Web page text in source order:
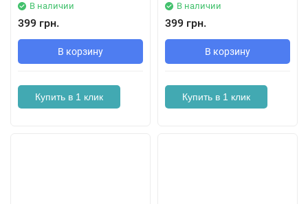
В наличии
399 грн.
В корзину
Купить в 1 клик
В наличии
399 грн.
В корзину
Купить в 1 клик